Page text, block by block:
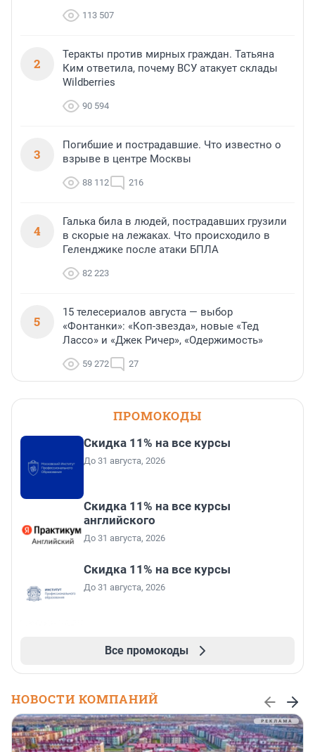
113 507
2
Теракты против мирных граждан. Татьяна
Ким ответила, почему ВСУ атакует склады
Wildberries
90 594
3
Погибшие и пострадавшие. Что известно о
взрыве в центре Москвы
88 112 216
4
Галька била в людей, пострадавших грузили
в скорые на лежаках. Что происходило в
Геленджике после атаки БПЛА
82 223
5
15 телесериалов августа — выбор
«Фонтанки»: «Коп-звезда», новые «Тед
Лассо» и «Джек Ричер», «Одержимость»
59 272 27
ПРОМОКОДЫ
Скидка 11% на все курсы
До 31 августа, 2026
Скидка 11% на все курсы
английского
До 31 августа, 2026
Скидка 11% на все курсы
До 31 августа, 2026
Все промокоды
НОВОСТИ КОМПАНИЙ